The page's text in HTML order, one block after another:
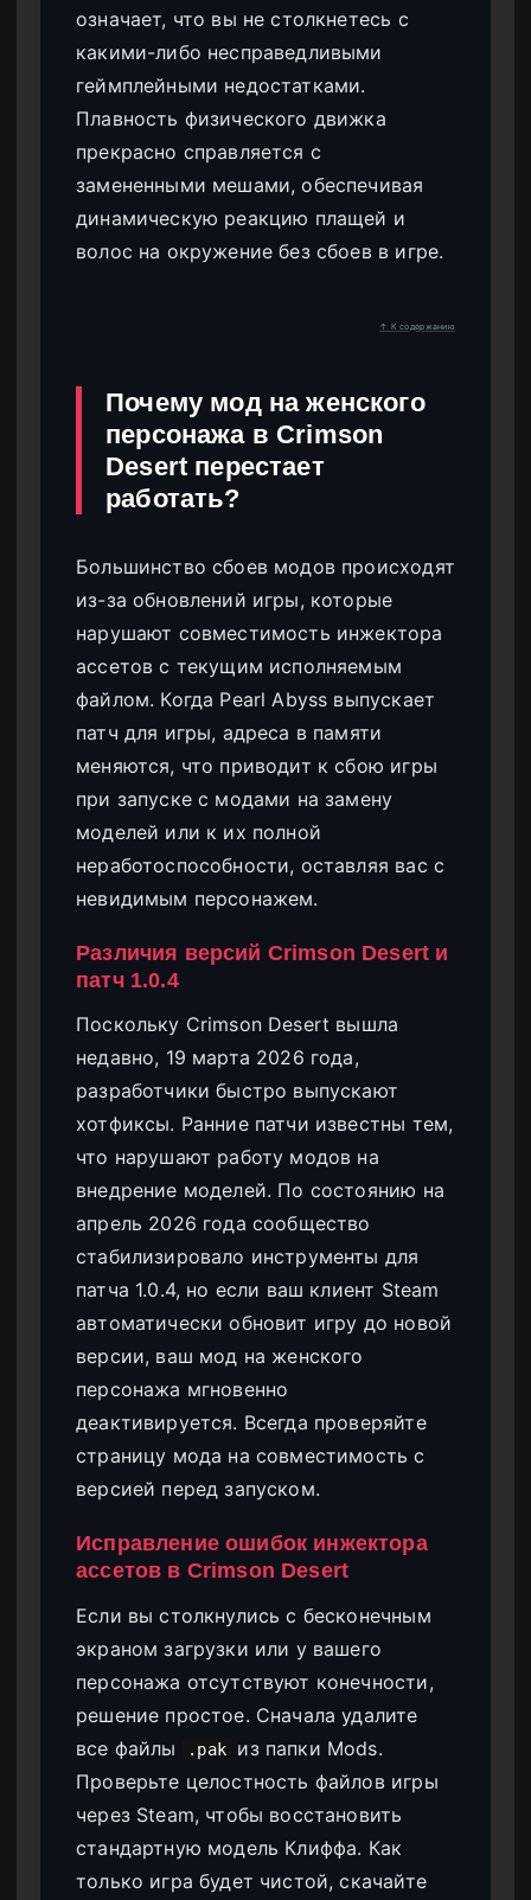
означает, что вы не столкнетесь с
какими-либо несправедливыми
геймплейными недостатками.
Плавность физического движка
прекрасно справляется с
замененными мешами, обеспечивая
динамическую реакцию плащей и
волос на окружение без сбоев в игре.
↑ К содержанию
Почему мод на женского
персонажа в Crimson
Desert перестает
работать?
Большинство сбоев модов происходят
из-за обновлений игры, которые
нарушают совместимость инжектора
ассетов с текущим исполняемым
файлом. Когда Pearl Abyss выпускает
патч для игры, адреса в памяти
меняются, что приводит к сбою игры
при запуске с модами на замену
моделей или к их полной
неработоспособности, оставляя вас с
невидимым персонажем.
Различия версий Crimson Desert и
патч 1.0.4
Поскольку Crimson Desert вышла
недавно, 19 марта 2026 года,
разработчики быстро выпускают
хотфиксы. Ранние патчи известны тем,
что нарушают работу модов на
внедрение моделей. По состоянию на
апрель 2026 года сообщество
стабилизировало инструменты для
патча 1.0.4, но если ваш клиент Steam
автоматически обновит игру до новой
версии, ваш мод на женского
персонажа мгновенно
деактивируется. Всегда проверяйте
страницу мода на совместимость с
версией перед запуском.
Исправление ошибок инжектора
ассетов в Crimson Desert
Если вы столкнулись с бесконечным
экраном загрузки или у вашего
персонажа отсутствуют конечности,
решение простое. Сначала удалите
все файлы
.pak
из папки Mods.
Проверьте целостность файлов игры
через Steam, чтобы восстановить
стандартную модель Клиффа. Как
только игра будет чистой, скачайте